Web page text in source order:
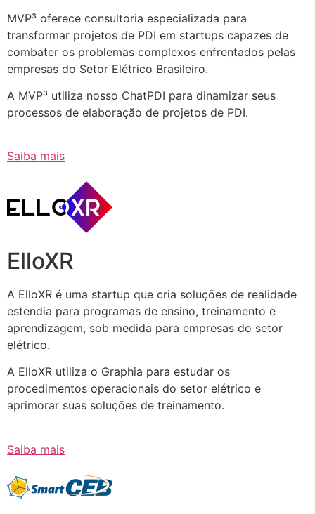
MVP³ oferece consultoria especializada para
transformar projetos de PDI em startups capazes de
combater os problemas complexos enfrentados pelas
empresas do Setor Elétrico Brasileiro.
A MVP³ utiliza nosso ChatPDI para dinamizar seus
processos de elaboração de projetos de PDI.
Saiba mais
ElloXR
A ElloXR é uma startup que cria soluções de realidade
estendia para programas de ensino, treinamento e
aprendizagem, sob medida para empresas do setor
elétrico.
A ElloXR utiliza o Graphia para estudar os
procedimentos operacionais do setor elétrico e
aprimorar suas soluções de treinamento.
Saiba mais